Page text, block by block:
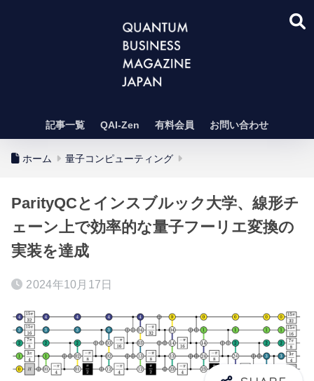
記事一覧 QAI-Zen 有料会員 お問い合わせ
ホーム 量子コンピューティング
ParityQCとインスブルック大学、線形チ
ェーン上で効率的な量子フーリエ変換の
実装を達成
2024年10月17日